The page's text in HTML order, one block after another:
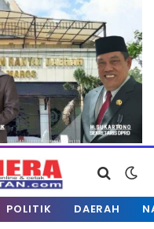
POLITIK DAERAH